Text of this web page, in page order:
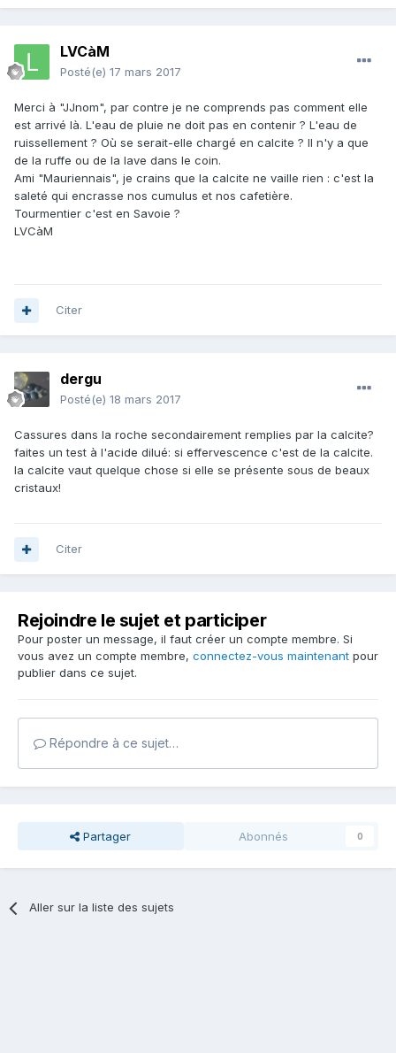
LVCàM
Posté(e) 17 mars 2017
Merci à "JJnom", par contre je ne comprends pas comment elle
est arrivé là. L'eau de pluie ne doit pas en contenir ? L'eau de
ruissellement ? Où se serait-elle chargé en calcite ? Il n'y a que
de la ruffe ou de la lave dans le coin.
Ami "Mauriennais", je crains que la calcite ne vaille rien : c'est la
saleté qui encrasse nos cumulus et nos cafetière.
Tourmentier c'est en Savoie ?
LVCàM
Citer
dergu
Posté(e) 18 mars 2017
Cassures dans la roche secondairement remplies par la calcite?
faites un test à l'acide dilué: si effervescence c'est de la calcite.
la calcite vaut quelque chose si elle se présente sous de beaux
cristaux!
Citer
Rejoindre le sujet et participer
Pour poster un message, il faut créer un compte membre. Si
vous avez un compte membre, connectez-vous maintenant pour
publier dans ce sujet.
Répondre à ce sujet…
Partager Abonnés 0
Aller sur la liste des sujets